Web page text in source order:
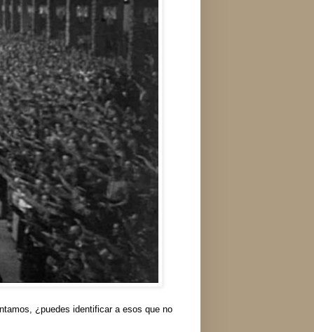
¿puedes identificar a esos que no